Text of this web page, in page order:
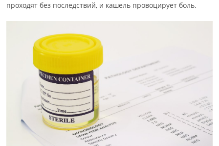
проходят без последствий, и кашель провоцирует боль.